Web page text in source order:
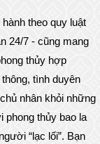
theo quy luật
24/7 - cũng mang
thủy hợp
tình duyên
nhân khỏi những
phong thủy bao la
“lạc lối”. Bạn